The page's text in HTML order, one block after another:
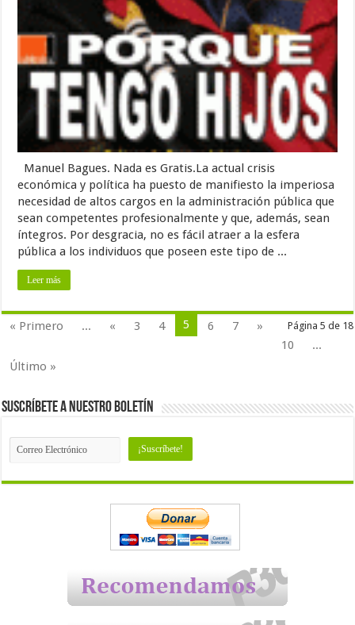
Manuel Bagues. Nada es Gratis.La actual crisis
económica y política ha puesto de manifiesto la imperiosa
necesidad de altos cargos en la administración pública que
sean competentes profesionalmente y que, además, sean
íntegros. Por desgracia, no es fácil atraer a la esfera
pública a los individuos que poseen este tipo de ...
Leer más
Página 5 de 18
« Primero ... « 3 4 5 6 7
»
10
...
Último »
Suscríbete a nuestro Boletín